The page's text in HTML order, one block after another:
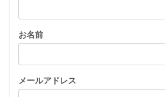
お名前
メールアドレス